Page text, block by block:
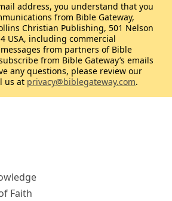
Faith
address, you understand that you
from Bible Gateway,
Christian Publishing, 501 Nelson
USA, including commercial
from partners of Bible
from Bible Gateway’s emails
any questions, please review our
us at privacy@biblegateway.com.